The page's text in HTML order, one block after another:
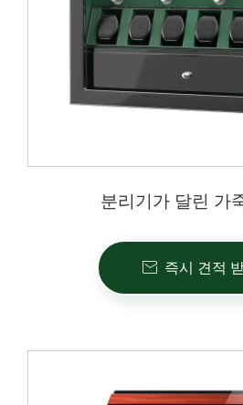
분리기가 달린 가
 즉시 견적